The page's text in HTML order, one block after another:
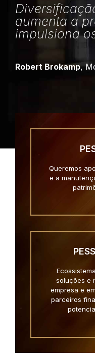
aumenta a
impulsiona
Robert Brokamp,
Queremos
e a
soluções e
empresa e
parceiros